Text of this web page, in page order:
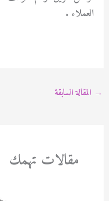
العملاء .
→ المقالة السابقة
مقالات تهمك